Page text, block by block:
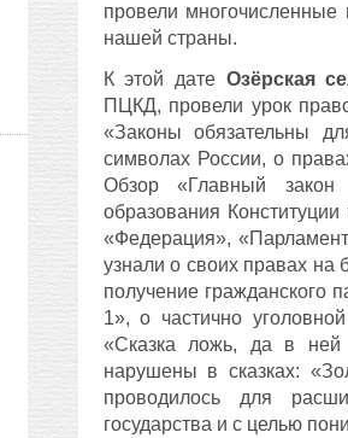
провели
нашей страны.
К этой дате Озёрская
ПЦКД, провели урок
«Законы обязательны
символах России, о
Обзор «Главный
образования
«Федерация»,
узнали о своих правах на
получение гражданского
1», о частично
«Сказка ложь, да в ней
нарушены в сказках:
проводилось для
государства и с целью